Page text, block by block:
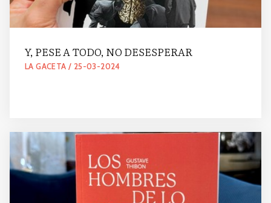
Y, PESE A TODO, NO DESESPERAR
LA GACETA / 25-03-2024